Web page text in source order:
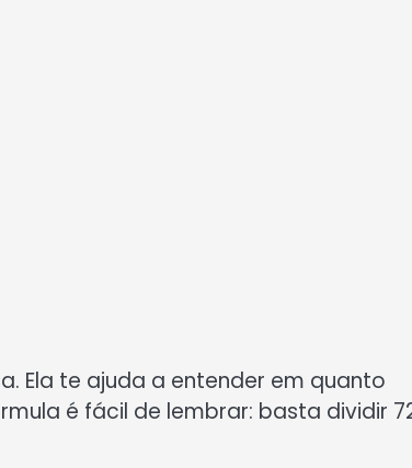
Ela te ajuda a entender em quanto
é fácil de lembrar: basta dividir